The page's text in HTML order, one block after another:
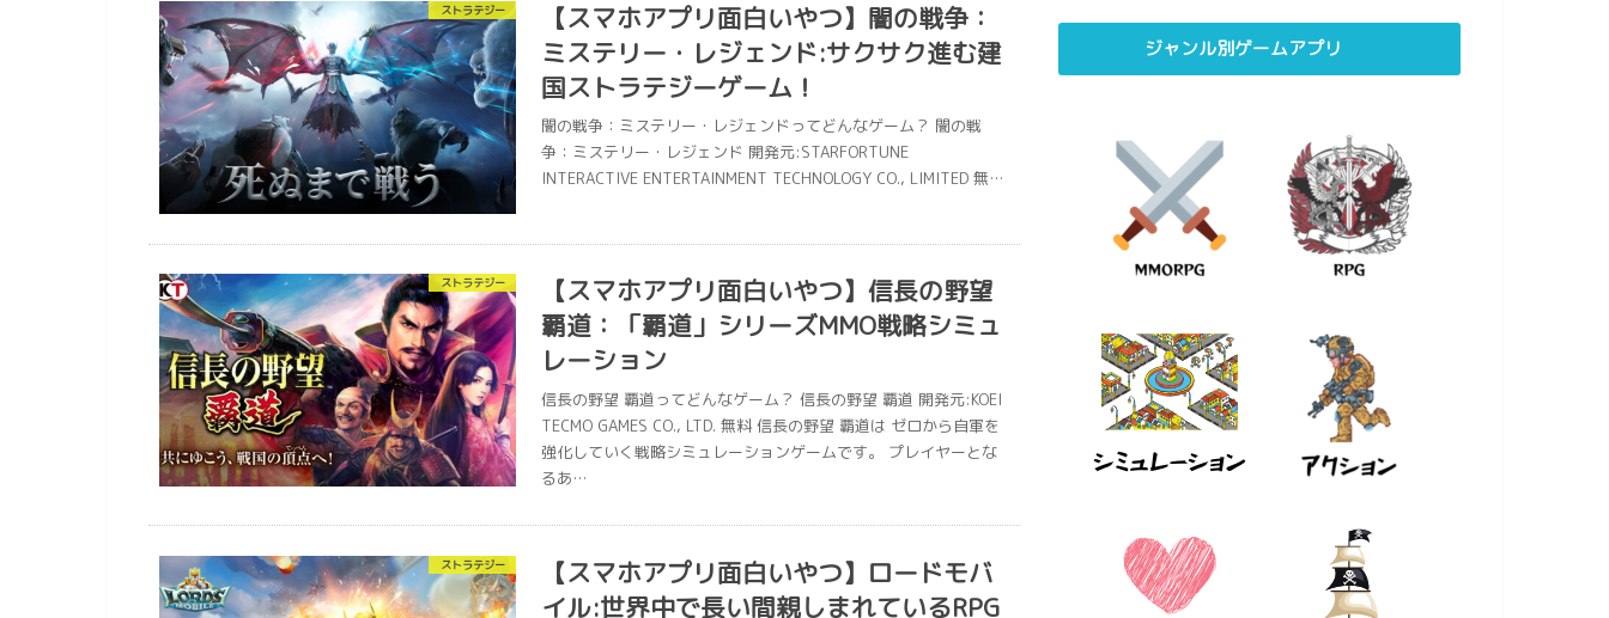
ストラテジー
【スマホアプリ面白いやつ】闇の戦争：
ミステリー・レジェンド:サクサク進む建
国ストラテジーゲーム！
闇の戦争：ミステリー・レジェンドってどんなゲーム？ 闇の戦
争：ミステリー・レジェンド 開発元:STARFORTUNE
INTERACTIVE ENTERTAINMENT TECHNOLOGY CO., LIMITED 無…
ストラテジー
【スマホアプリ面白いやつ】信長の野望
覇道：「覇道」シリーズMMO戦略シミュ
レーション
信長の野望 覇道ってどんなゲーム？ 信長の野望 覇道 開発元:KOEI
TECMO GAMES CO., LTD. 無料 信長の野望 覇道は ゼロから自軍を
強化していく戦略シミュレーションゲームです。 プレイヤーとな
るあ…
ストラテジー
【スマホアプリ面白いやつ】ロードモバ
イル:世界中で長い間親しまれているRPG
ジャンル別ゲームアプリ